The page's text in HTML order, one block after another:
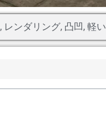
, レンダリング, 凸凹, 軽い